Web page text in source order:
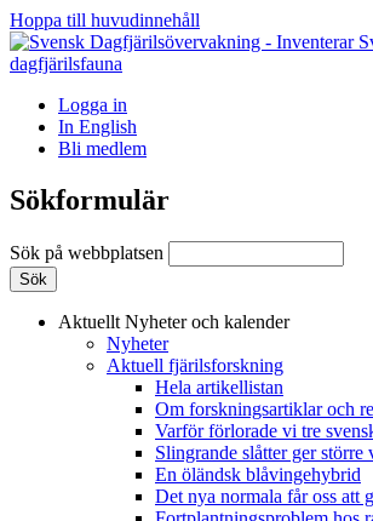
Hoppa till huvudinnehåll
Logga in
In English
Bli medlem
Sökformulär
Sök på webbplatsen
Aktuellt Nyheter och kalender
Nyheter
Aktuell fjärilsforskning
Hela artikellistan
Om forskningsartiklar och
Varför förlorade vi tre
Slingrande slåtter ger större
En öländsk blåvingehybrid
Det nya normala får oss att